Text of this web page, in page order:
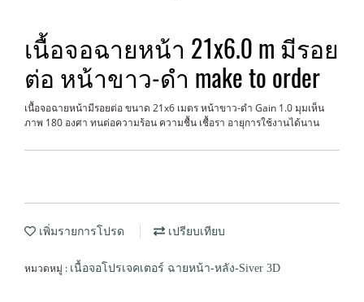
เนื้อจอฉายหน้า 21x6.0 m มีรอย
ต่อ หน้าขาว-ดำ make to order
เนื้อจอฉายหน้ามีรอยต่อ ขนาด 21x6 เมตร หน้าขาว-ดำ Gain 1.0 มุมเห็น
ภาพ 180 องศา ทนต่อความร้อน ความชื้น เชื้อรา อายุการใช้งานได้นาน
เพิ่มรายการโปรด เปรียบเทียบ
หมวดหมู่ : เนื้อจอโปรเจคเตอร์ ฉายหน้า-หลัง-Siver 3D